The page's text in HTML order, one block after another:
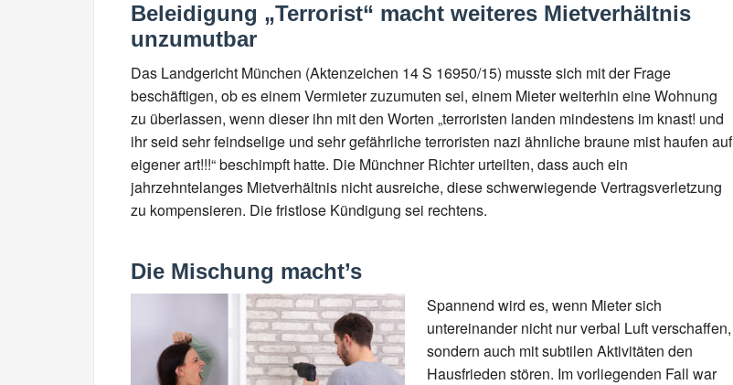
Beleidigung „Terrorist“ macht weiteres Mietverhältnis
unzumutbar
Das Landgericht München (Aktenzeichen 14 S 16950/15) musste sich mit der Frage
beschäftigen, ob es einem Vermieter zuzumuten sei, einem Mieter weiterhin eine Wohnung
zu überlassen, wenn dieser ihn mit den Worten „terroristen landen mindestens im knast! und
ihr seid sehr feindselige und sehr gefährliche terroristen nazi ähnliche braune mist haufen auf
eigener art!!!“ beschimpft hatte. Die Münchner Richter urteilten, dass auch ein
jahrzehntelanges Mietverhältnis nicht ausreiche, diese schwerwiegende Vertragsverletzung
zu kompensieren. Die fristlose Kündigung sei rechtens.
Die Mischung macht’s
Spannend wird es, wenn Mieter sich
untereinander nicht nur verbal Luft verschaffen,
sondern auch mit subtilen Aktivitäten den
Hausfrieden stören. Im vorliegenden Fall war